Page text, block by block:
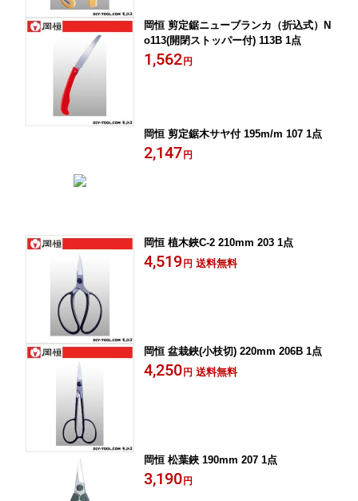
岡恒 剪定鋸ニューブランカ（折込式）N
o113(開閉ストッパー付) 113B 1点
1,562 円
岡恒 剪定鋸木サヤ付 195m/m 107 1点
2,147 円
岡恒 植木鋏C-2 210mm 203 1点
4,519 円 送料無料
岡恒 盆栽鋏(小枝切) 220mm 206B 1点
4,250 円 送料無料
岡恒 松葉鋏 190mm 207 1点
3,190 円